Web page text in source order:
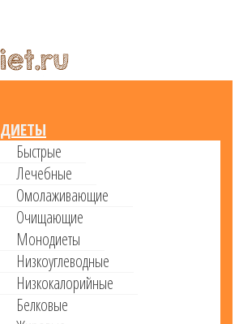
ДИЕТЫ
Быстрые
Лечебные
Омолаживающие
Очищающие
Монодиеты
Низкоуглеводные
Низкокалорийные
Белковые